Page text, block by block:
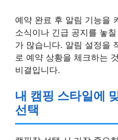
예약 완료 후 알림 기능을
소식이나 긴급 공지를 놓
가 많습니다. 알림 설정을
로 예약 상황을 체크하는
비결입니다.
내 캠핑 스타일에
선택